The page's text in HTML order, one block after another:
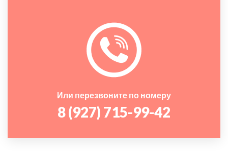
Или перезвоните по номеру
8 (927) 715-99-42